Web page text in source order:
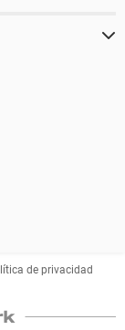
de privacidad